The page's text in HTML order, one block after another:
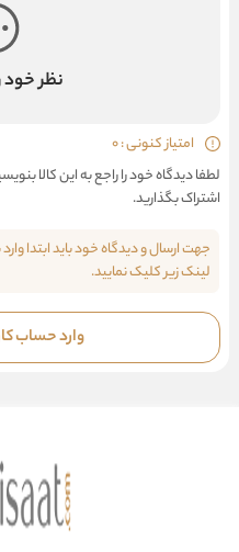
نظر خود
امتیاز کنونی : 0
لطفا دیدگاه خود را راجع به این کالا
اشتراک بگذارید.
جهت ارسال و دیدگاه خود باید ابتدا
لینک زیر کلیک نمایید.
وارد حساب